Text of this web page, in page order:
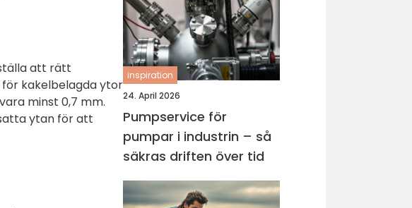
att rätt
kakelbelagda ytor
minst 0,7 mm.
ytan för att
inspiration
24. April 2026
Pumpservice för
pumpar i industrin – så
säkras driften över tid